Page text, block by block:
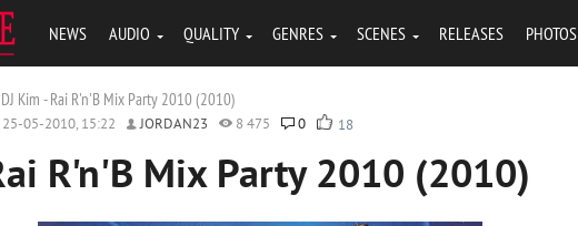
NEWS AUDIO QUALITY GENRES SCENES RELEASES PHOTOS
Kim - Rai R'n'B Mix Party 2010 (2010)
25-05-2010, 15:22 JORDAN23 8 475 0 18
R'n'B Mix Party 2010 (2010)